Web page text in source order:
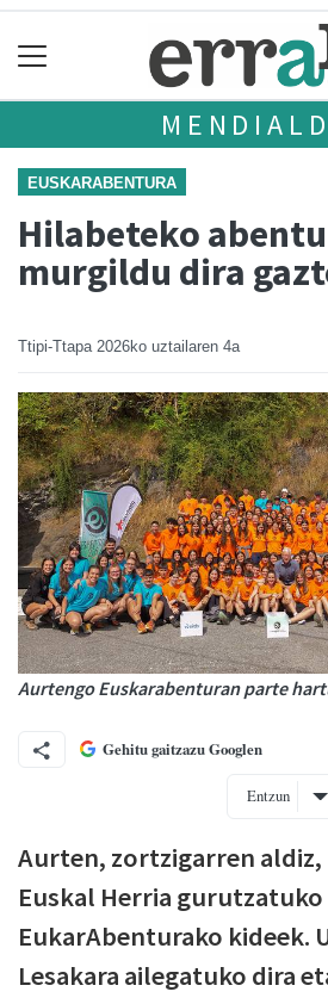
EUSKARABENTURA
Hilabeteko
murgildu dira
Ttipi-Ttapa 2026ko uztailaren 4a
Aurtengo Euskarabenturan parte
Gehitu gaitzazu Googlen
Entzun
Aurten, zortzigarren aldiz,
Euskal Herria
EukarAbenturako kideek.
Lesakara ailegatuko dira